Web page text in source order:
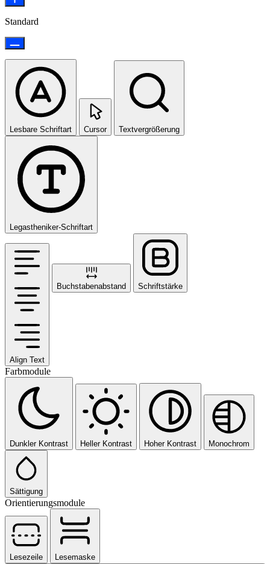
Standard
Lesbare Schriftart Cursor Textvergrößerung
Legastheniker-Schriftart
Align Text
Buchstabenabstand Schriftstärke
Farbmodule
Dunkler Kontrast Heller Kontrast Hoher Kontrast Monochrom
Sättigung
Orientierungsmodule
Lesezeile
Lesemaske